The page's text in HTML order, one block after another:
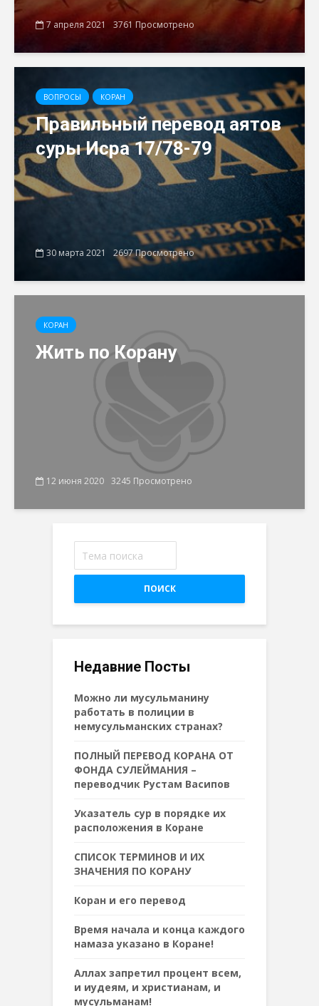
7 апреля 2021 3761 Просмотрено
ВОПРОСЫ КОРАН
Правильный перевод аятов
суры Исра 17/78-79
30 марта 2021 2697 Просмотрено
КОРАН
Жить по Корану
12 июня 2020 3245 Просмотрено
ПОИСК
Недавние Посты
Можно ли мусульманину
работать в полиции в
немусульманских странах?
ПОЛНЫЙ ПЕРЕВОД КОРАНА ОТ
ФОНДА СУЛЕЙМАНИЯ –
переводчик Рустам Васипов
Указатель сур в порядке их
расположения в Коране
СПИСОК ТЕРМИНОВ И ИХ
ЗНАЧЕНИЯ ПО КОРАНУ
Коран и его перевод
Время начала и конца каждого
намаза указано в Коране!
Аллах запретил процент всем,
и иудеям, и христианам, и
мусульманам!